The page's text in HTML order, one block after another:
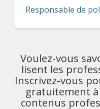
Responsable de
Voulez-vous
lisent les
Inscrivez-vous
gratuitement
contenus